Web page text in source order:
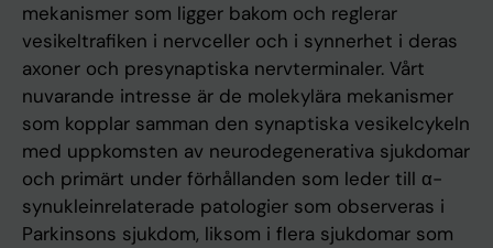
mekanismer som ligger bakom och reglerar
vesikeltrafiken i nervceller och i synnerhet i deras
axoner och presynaptiska nervterminaler. Vårt
nuvarande intresse är de molekylära mekanismer
som kopplar samman den synaptiska vesikelcykeln
med uppkomsten av neurodegenerativa sjukdomar
och primärt under förhållanden som leder till α-
synukleinrelaterade patologier som observeras i
Parkinsons sjukdom, liksom i flera sjukdomar som